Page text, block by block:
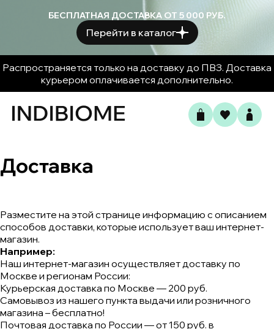
БЕСПЛАТНАЯ ДОСТАВКА ОТ 5 000 РУБ.
Перейти в каталог
Распространяется только на доставку до ПВЗ. Доставка
курьером оплачивается дополнительно.
Доставка
Разместите на этой странице информацию с описанием
способов доставки, которые использует ваш интернет-
магазин.
Например:
Наш интернет-магазин осуществляет доставку по
Москве и регионам России:
Курьерская доставка по Москве — 200 руб.
Самовывоз из нашего пункта выдачи или розничного
магазина – бесплатно!
Почтовая доставка по России — от 150 руб. в